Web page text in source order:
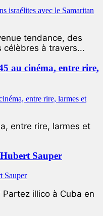
tendance, des
célèbres à travers...
au cinéma, entre rire,
entre rire, larmes et
Sauper
illico à Cuba en